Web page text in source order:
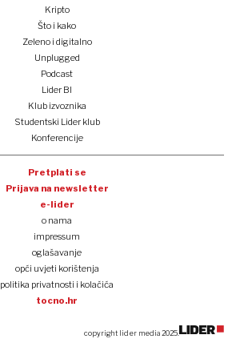
Kripto
Što i kako
Zeleno i digitalno
Unplugged
Podcast
Lider BI
Klub izvoznika
Studentski Lider klub
Konferencije
Pretplati se
Prijava na newsletter
e-lider
o nama
impressum
oglašavanje
opći uvjeti korištenja
politika privatnosti i kolačića
tocno.hr
copyright lider media 2025.